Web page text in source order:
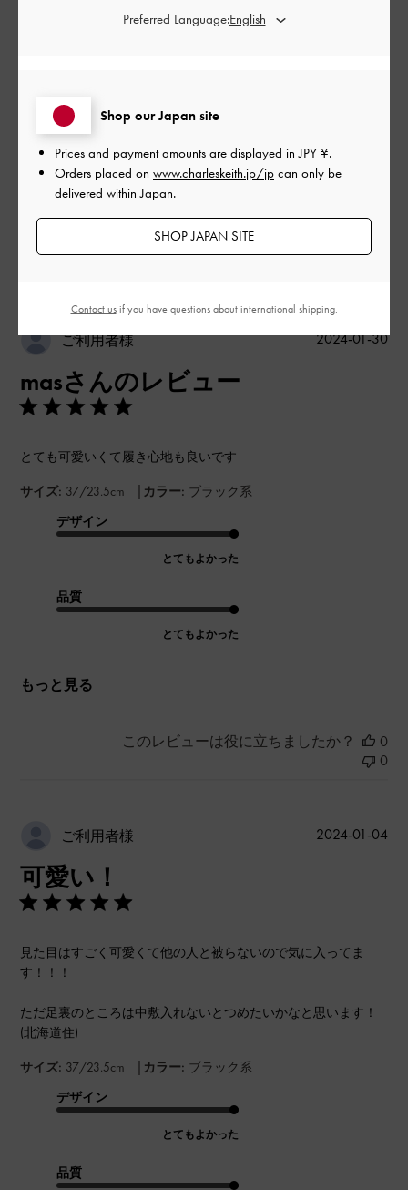
品質
もっと見る
このレビューは役に立ちましたか？
ご利用者様
masさんのレビュー
とても可愛いくて履き心地も良いです
サイズ: 37/23.5cm | カラー: ブラック系
デザイン
とてもよかった
品質
とてもよかった
もっと見る
公
2024-01-30
このレビューは役に立ちましたか？
0
0
ご利用者様
可愛い！
見た目はすごく可愛くて他の人と被らないので気に入ってま
す！！！
ただ足裏のところは中敷入れないとつめたいかなと思います！
(北海道住)
サイズ: 37/23.5cm | カラー: ブラック系
デザイン
とてもよかった
品質
公
2024-01-04
Shop our Japan site
Prices and payment amounts are displayed inJPY ¥.
Orders placed on www.charleskeith.jp/jp can only be
delivered within Japan.
SHOP JAPAN SITE
Preferred Language:
Contact usif you have questions about international shipping.